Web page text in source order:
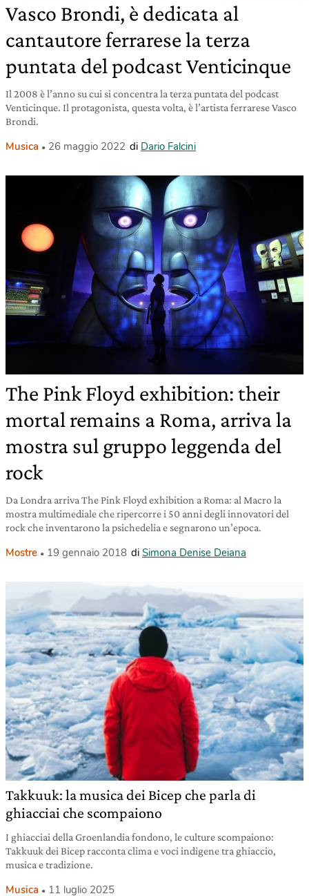
Vasco Brondi, è dedicata al
cantautore ferrarese la terza
puntata del podcast Venticinque
Il 2008 è l’anno su cui si concentra la terza puntata del podcast
Venticinque. Il protagonista, questa volta, è l’artista ferrarese Vasco
Brondi.
Musica 26 maggio 2022 di Dario Falcini
The Pink Floyd exhibition: their
mortal remains a Roma, arriva la
mostra sul gruppo leggenda del
rock
Da Londra arriva The Pink Floyd exhibition a Roma: al Macro la
mostra multimediale che ripercorre i 50 anni degli innovatori del
rock che inventarono la psichedelia e segnarono un’epoca.
Mostre 19 gennaio 2018 di Simona Denise Deiana
Takkuuk: la musica dei Bicep che parla di
ghiacciai che scompaiono
I ghiacciai della Groenlandia fondono, le culture scompaiono:
Takkuuk dei Bicep racconta clima e voci indigene tra ghiaccio,
musica e tradizione.
Musica 11 luglio 2025